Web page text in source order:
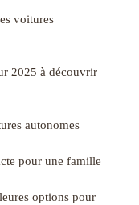
voitures
2025 à découvrir
autonomes
pour une famille
options pour